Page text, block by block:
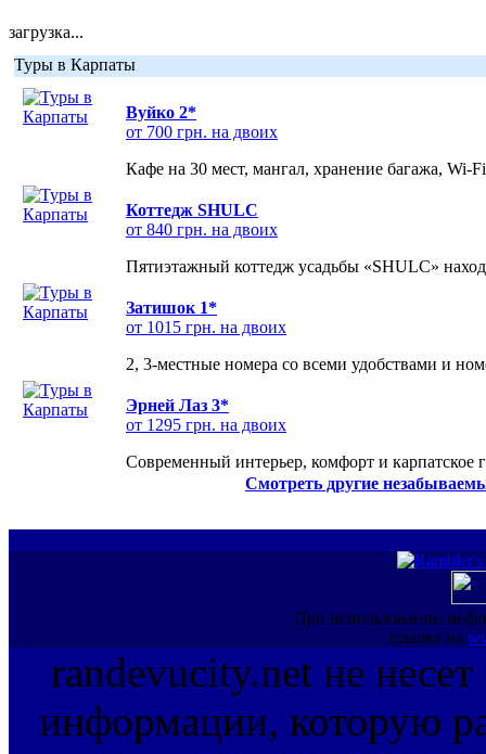
загрузка...
Туры в Карпаты
Вуйко 2*
от 700 грн. на двоих
Кафе на 30 мест, мангал, хранение багажа, Wi-
Коттедж SHULC
от 840 грн. на двоих
Пятиэтажный коттедж усадьбы «SHULC»
Затишок 1*
от 1015 грн. на двоих
2, 3-местные номера со всеми удобствами и
Эрней Лаз 3*
от 1295 грн. на двоих
Современный интерьер, комфорт и карпатское
Смотреть другие
При использовании
ссылка на
randevucity.net не несет
информации, которую